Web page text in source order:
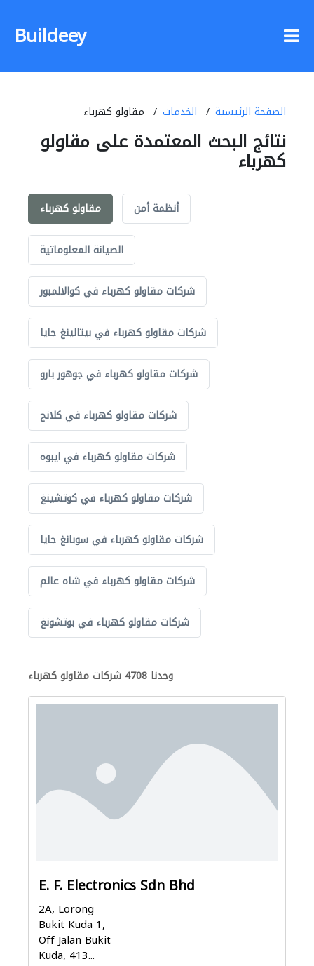
Buildeey
الصفحة الرئيسية الخدمات مقاولو كهرباء
نتائج البحث المعتمدة على مقاولو
كهرباء
مقاولو كهرباء أنظمة أمن
الصيانة المعلوماتية
شركات مقاولو كهرباء في كوالالمبور
شركات مقاولو كهرباء في بيتالينغ جايا
شركات مقاولو كهرباء في جوهور بارو
شركات مقاولو كهرباء في كلانج
شركات مقاولو كهرباء في ايبوه
شركات مقاولو كهرباء في كوتشينغ
شركات مقاولو كهرباء في سوبانغ جايا
شركات مقاولو كهرباء في شاه عالم
شركات مقاولو كهرباء في بوتشونغ
وجدنا 4708 شركات مقاولو كهرباء
E. F. Electronics Sdn Bhd
2A, Lorong
Bukit Kuda 1,
Off Jalan Bukit
Kuda, 413...